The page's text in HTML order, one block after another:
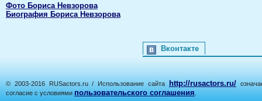
Фото Бориса Невзорова
Биография Бориса Невзорова
Вконтакте
© 2003-2016 RUSactors.ru / Использование сайта http://rusactors.ru/
согласие с условиями пользовательского соглашения